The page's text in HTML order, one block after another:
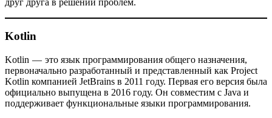
Kotlin
Kotlin — это язык программирования общего назначения,
первоначально разработанный и представленный как Project
Kotlin компанией JetBrains в 2011 году. Первая его версия была
официально выпущена в 2016 году. Он совместим с Java и
поддерживает функциональные языки программирования.